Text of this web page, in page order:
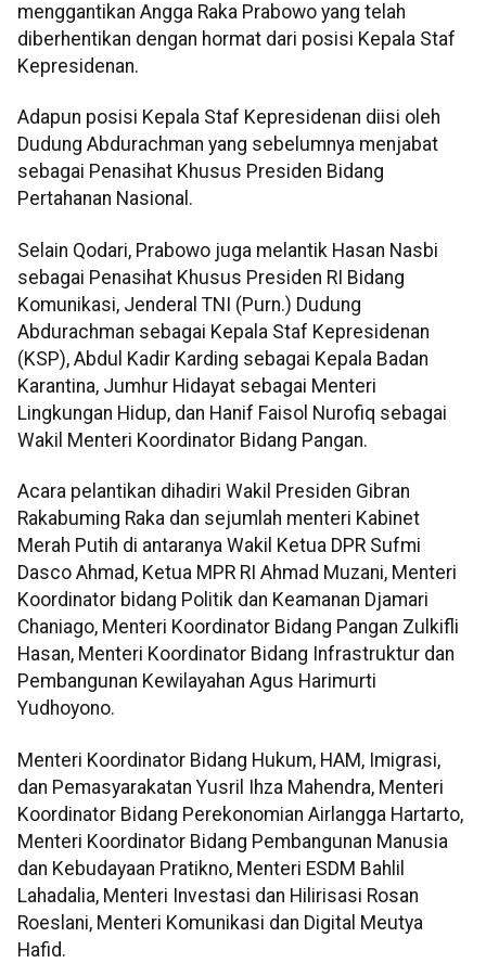
menggantikan Angga Raka Prabowo yang telah
diberhentikan dengan hormat dari posisi Kepala Staf
Kepresidenan.
Adapun posisi Kepala Staf Kepresidenan diisi oleh
Dudung Abdurachman yang sebelumnya menjabat
sebagai Penasihat Khusus Presiden Bidang
Pertahanan Nasional.
Selain Qodari, Prabowo juga melantik Hasan Nasbi
sebagai Penasihat Khusus Presiden RI Bidang
Komunikasi, Jenderal TNI (Purn.) Dudung
Abdurachman sebagai Kepala Staf Kepresidenan
(KSP), Abdul Kadir Karding sebagai Kepala Badan
Karantina, Jumhur Hidayat sebagai Menteri
Lingkungan Hidup, dan Hanif Faisol Nurofiq sebagai
Wakil Menteri Koordinator Bidang Pangan.
Acara pelantikan dihadiri Wakil Presiden Gibran
Rakabuming Raka dan sejumlah menteri Kabinet
Merah Putih di antaranya Wakil Ketua DPR Sufmi
Dasco Ahmad, Ketua MPR RI Ahmad Muzani, Menteri
Koordinator bidang Politik dan Keamanan Djamari
Chaniago, Menteri Koordinator Bidang Pangan Zulkifli
Hasan, Menteri Koordinator Bidang Infrastruktur dan
Pembangunan Kewilayahan Agus Harimurti
Yudhoyono.
Menteri Koordinator Bidang Hukum, HAM, Imigrasi,
dan Pemasyarakatan Yusril Ihza Mahendra, Menteri
Koordinator Bidang Perekonomian Airlangga Hartarto,
Menteri Koordinator Bidang Pembangunan Manusia
dan Kebudayaan Pratikno, Menteri ESDM Bahlil
Lahadalia, Menteri Investasi dan Hilirisasi Rosan
Roeslani, Menteri Komunikasi dan Digital Meutya
Hafid.